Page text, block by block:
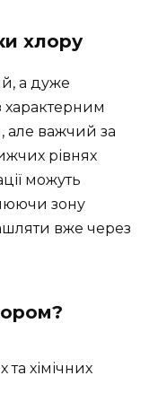
хлору
а дуже
характерним
але важчий за
рівнях
можуть
зону
вже через
хімічних